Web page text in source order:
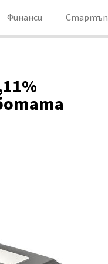
Финанси Стартъп